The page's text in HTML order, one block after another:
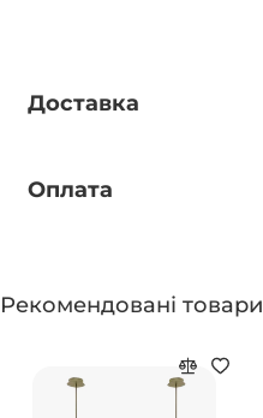
Доставка
Оплата
Рекомендовані товари